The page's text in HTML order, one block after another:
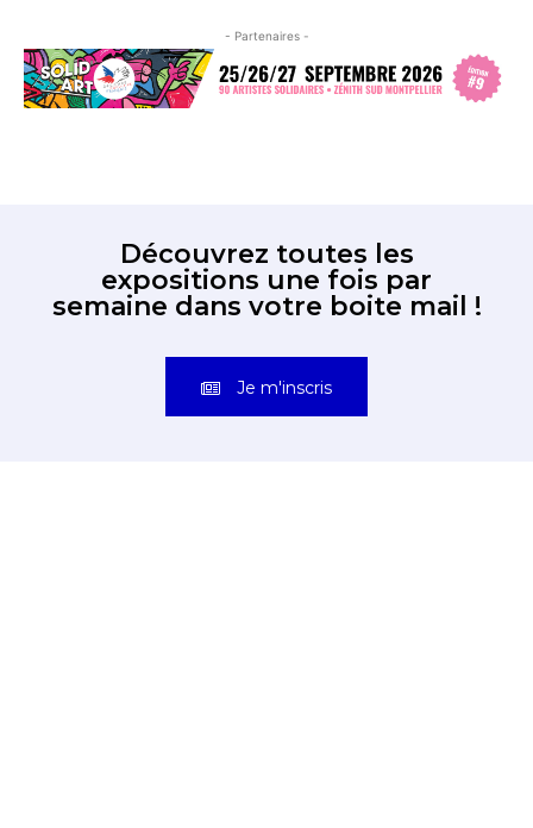
- Partenaires -
Découvrez toutes les
expositions une fois par
semaine dans votre boite mail !
Je m'inscris